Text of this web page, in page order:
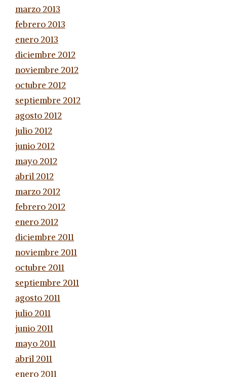
marzo 2013
febrero 2013
enero 2013
diciembre 2012
noviembre 2012
octubre 2012
septiembre 2012
agosto 2012
julio 2012
junio 2012
mayo 2012
abril 2012
marzo 2012
febrero 2012
enero 2012
diciembre 2011
noviembre 2011
octubre 2011
septiembre 2011
agosto 2011
julio 2011
junio 2011
mayo 2011
abril 2011
enero 2011